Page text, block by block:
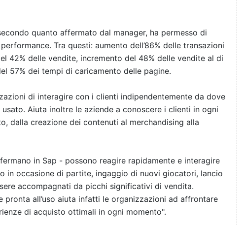
quanto affermato dal manager, ha permesso di
Tra questi: aumento dell’86% delle transazioni
42% delle vendite, incremento del 48% delle vendite al di
57% dei tempi di caricamento delle pagine.
di interagire con i clienti indipendentemente da dove
Aiuta inoltre le aziende a conoscere i clienti in ogni
dalla creazione dei contenuti al merchandising alla
in Sap - possono reagire rapidamente e interagire
in occasione di partite, ingaggio di nuovi giocatori, lancio
accompagnati da picchi significativi di vendita.
pronta all’uso aiuta infatti le organizzazioni ad affrontare
di acquisto ottimali in ogni momento".